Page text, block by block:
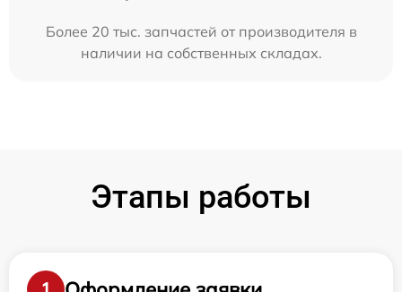
Более 20 тыс. запчастей от производителя в
наличии на собственных складах.
Этапы работы